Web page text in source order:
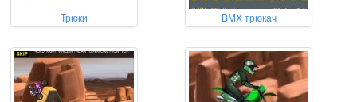
Трюки BMX трюкач